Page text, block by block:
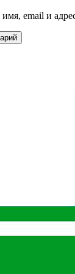
email и